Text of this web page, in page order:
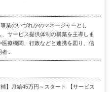
業のいづれかのマネージャーとし
サービス提供体制の構築を主導しま
療機関、行政などと連携を図り、信
...
】月給45万円～スタート 【サービス